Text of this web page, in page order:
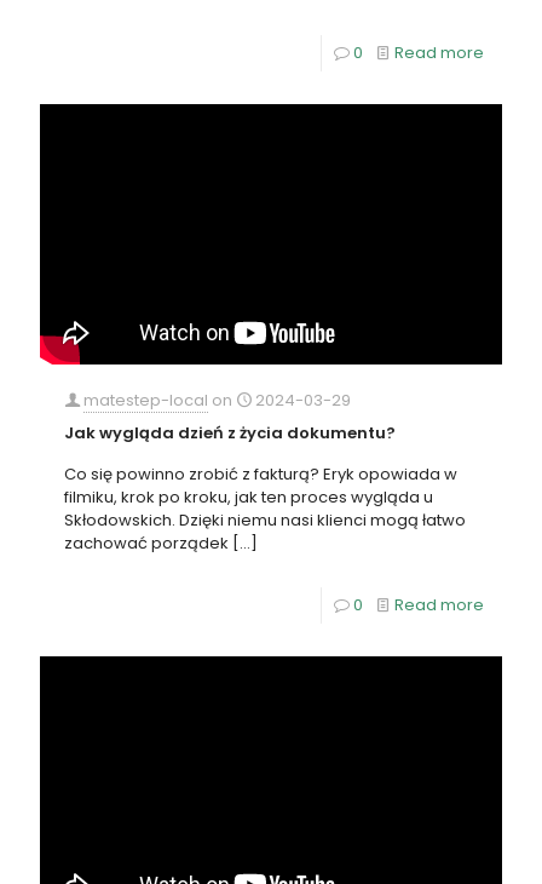
0 Read more
matestep-local on
2024-03-29
Jak wygląda dzień z życia dokumentu?
Co się powinno zrobić z fakturą? Eryk opowiada w
filmiku, krok po kroku, jak ten proces wygląda u
Skłodowskich. Dzięki niemu nasi klienci mogą łatwo
zachować porządek […]
0 Read more